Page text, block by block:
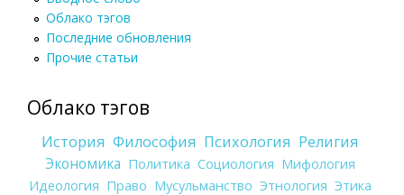
Облако тэгов
Последние обновления
Прочие статьи
Облако тэгов
История Философия Психология Религия
Экономика Политика Социология Мифология
Идеология Право Мусульманство Этнология Этика